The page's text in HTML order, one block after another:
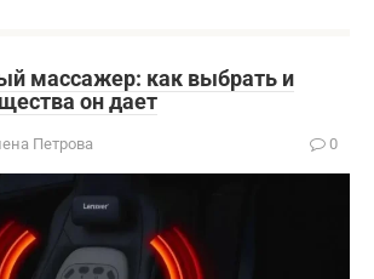
массажер: как выбрать и
он дает
Петрова 0